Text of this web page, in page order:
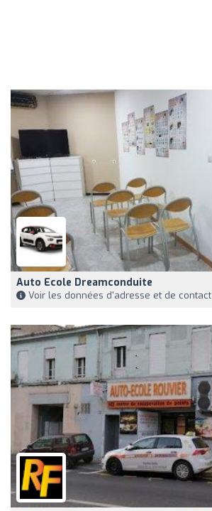
Auto Ecole Dreamconduite
Voir les données d'adresse et de contact